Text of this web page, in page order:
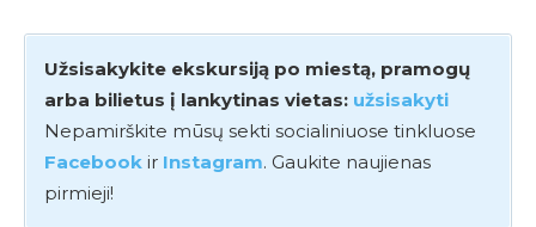
Užsisakykite ekskursiją po miestą, pramogų
arba bilietus į lankytinas vietas: užsisakyti
Nepamirškite mūsų sekti socialiniuose tinkluose
Facebook ir Instagram. Gaukite naujienas
pirmieji!